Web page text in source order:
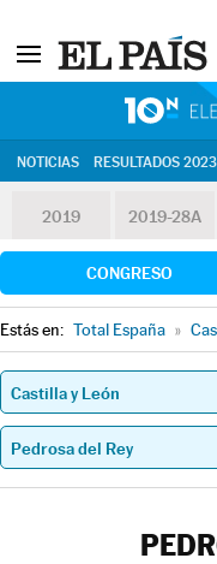
NOTICIAS RESULTADOS 2023
2019 2019-28A
CONGRESO
Estás en: Total España »